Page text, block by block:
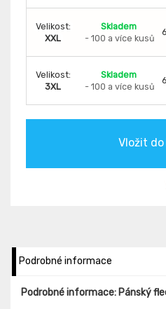
Velikost:
XXL
Skladem
- 100 a více kusů
Velikost:
3XL
Skladem
- 100 a více kusů
Vložit do
Podrobné informace
Podrobné informace: Pánský